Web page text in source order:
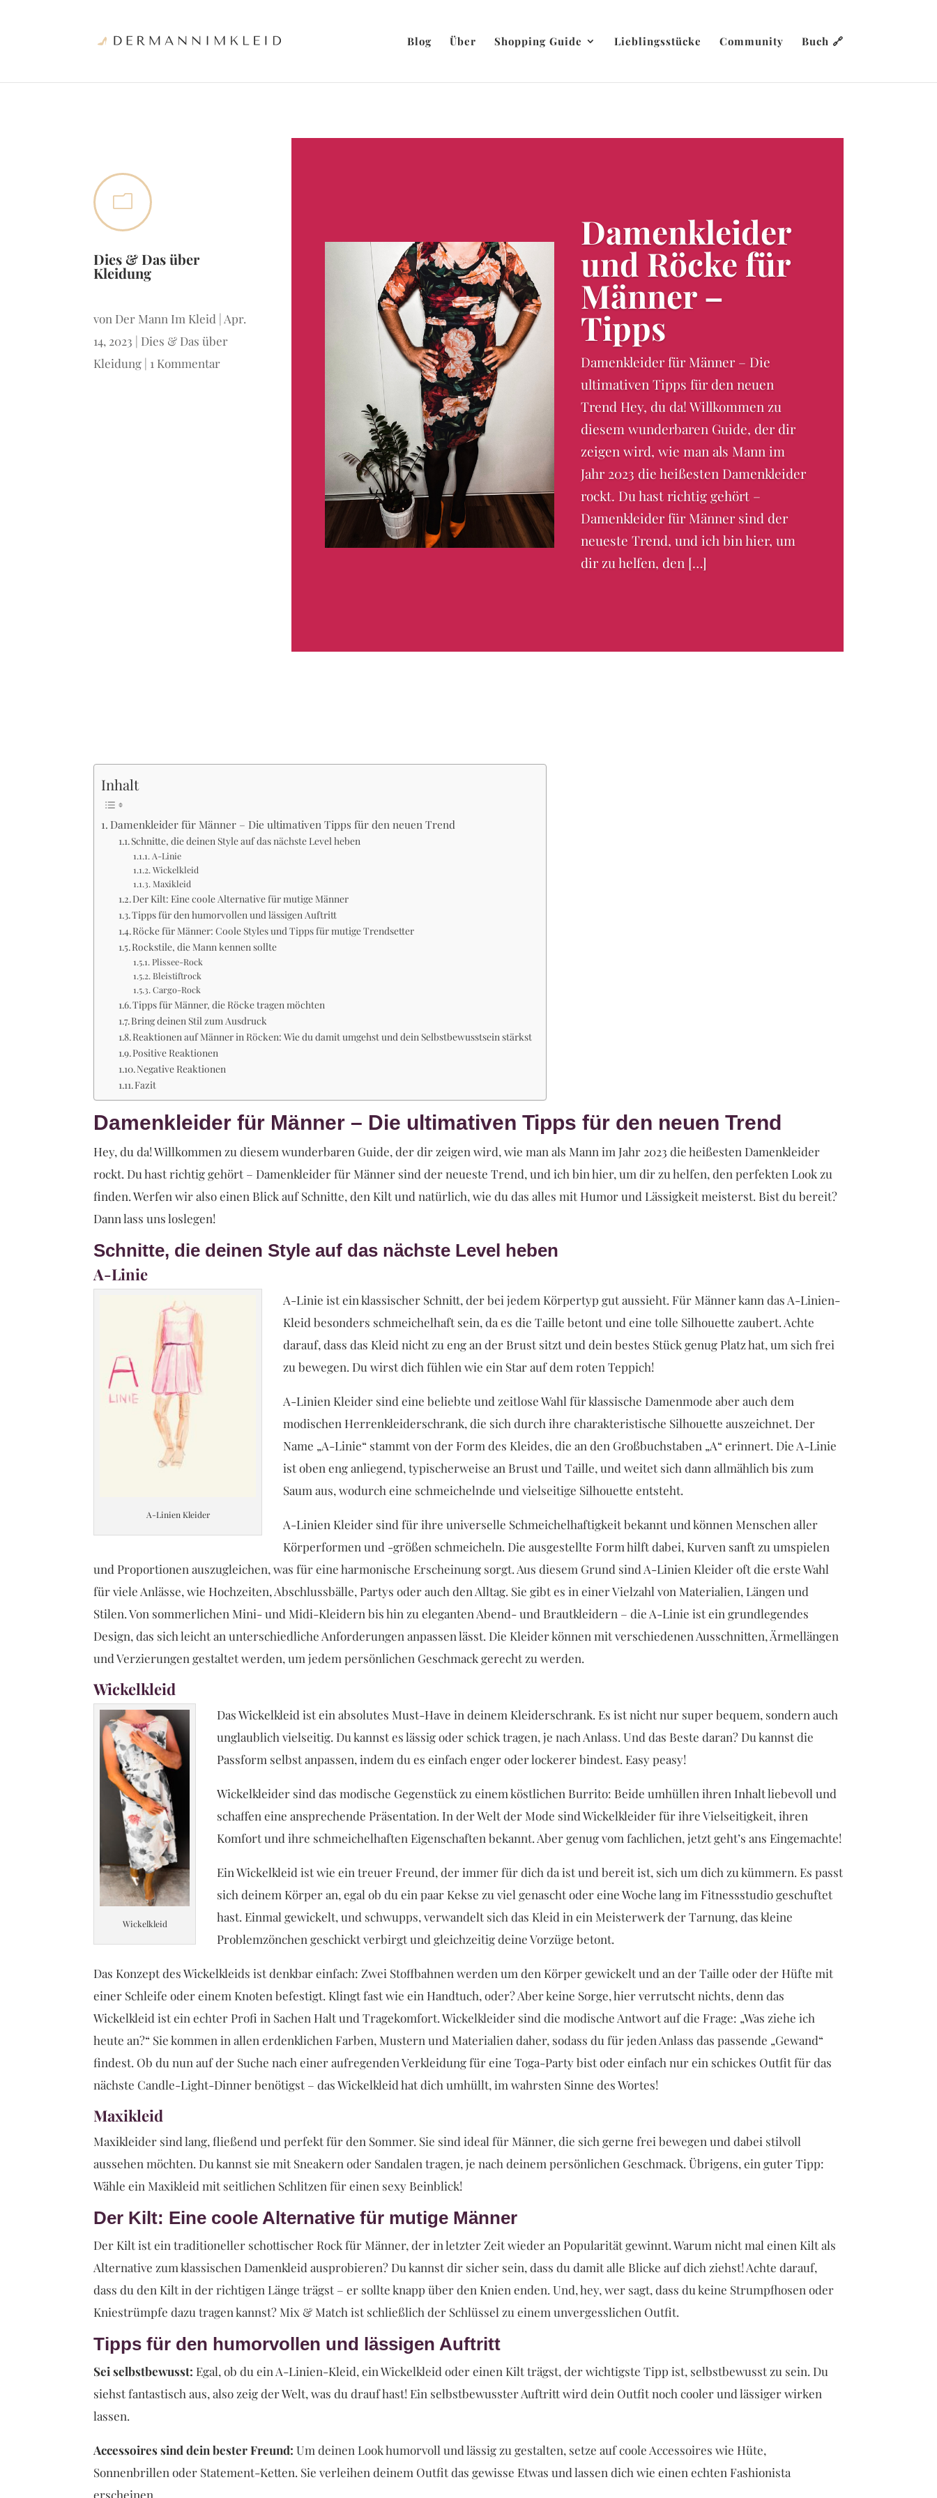
Blog Über Shopping Guide Lieblingsstücke Community Buch 🔗
m
Dies & Das über
Kleidung
von Der Mann Im Kleid | Apr.
14, 2023 | Dies & Das über
Kleidung | 1 Kommentar
Damenkleider
und Röcke für
Männer –
Tipps
Damenkleider für Männer – Die
ultimativen Tipps für den neuen
Trend Hey, du da! Willkommen zu
diesem wunderbaren Guide, der dir
zeigen wird, wie man als Mann im
Jahr 2023 die heißesten Damenkleider
rockt. Du hast richtig gehört –
Damenkleider für Männer sind der
neueste Trend, und ich bin hier, um
dir zu helfen, den […]
Inhalt
Damenkleider für Männer – Die ultimativen Tipps für den neuen Trend
Schnitte, die deinen Style auf das nächste Level heben
A-Linie
Wickelkleid
Maxikleid
Der Kilt: Eine coole Alternative für mutige Männer
Tipps für den humorvollen und lässigen Auftritt
Röcke für Männer: Coole Styles und Tipps für mutige Trendsetter
Rockstile, die Mann kennen sollte
Plissee-Rock
Bleistiftrock
Cargo-Rock
Tipps für Männer, die Röcke tragen möchten
Bring deinen Stil zum Ausdruck
Reaktionen auf Männer in Röcken: Wie du damit umgehst und dein Selbstbewusstsein stärkst
Positive Reaktionen
Negative Reaktionen
Fazit
Damenkleider für Männer – Die ultimativen Tipps für den neuen Trend
Hey, du da! Willkommen zu diesem wunderbaren Guide, der dir zeigen wird, wie man als Mann im Jahr 2023 die heißesten Damenkleider
rockt. Du hast richtig gehört – Damenkleider für Männer sind der neueste Trend, und ich bin hier, um dir zu helfen, den perfekten Look zu
finden. Werfen wir also einen Blick auf Schnitte, den Kilt und natürlich, wie du das alles mit Humor und Lässigkeit meisterst. Bist du bereit?
Dann lass uns loslegen!
Schnitte, die deinen Style auf das nächste Level heben
A-Linie
A-Linien Kleider
A-Linie ist ein klassischer Schnitt, der bei jedem Körpertyp gut aussieht. Für Männer kann das A-Linien-
Kleid besonders schmeichelhaft sein, da es die Taille betont und eine tolle Silhouette zaubert. Achte
darauf, dass das Kleid nicht zu eng an der Brust sitzt und dein bestes Stück genug Platz hat, um sich frei
zu bewegen. Du wirst dich fühlen wie ein Star auf dem roten Teppich!
A-Linien Kleider sind eine beliebte und zeitlose Wahl für klassische Damenmode aber auch dem
modischen Herrenkleiderschrank, die sich durch ihre charakteristische Silhouette auszeichnet. Der
Name „A-Linie“ stammt von der Form des Kleides, die an den Großbuchstaben „A“ erinnert. Die A-Linie
ist oben eng anliegend, typischerweise an Brust und Taille, und weitet sich dann allmählich bis zum
Saum aus, wodurch eine schmeichelnde und vielseitige Silhouette entsteht.
A-Linien Kleider sind für ihre universelle Schmeichelhaftigkeit bekannt und können Menschen aller
Körperformen und -größen schmeicheln. Die ausgestellte Form hilft dabei, Kurven sanft zu umspielen
und Proportionen auszugleichen, was für eine harmonische Erscheinung sorgt. Aus diesem Grund sind A-Linien Kleider oft die erste Wahl
für viele Anlässe, wie Hochzeiten, Abschlussbälle, Partys oder auch den Alltag. Sie gibt es in einer Vielzahl von Materialien, Längen und
Stilen. Von sommerlichen Mini- und Midi-Kleidern bis hin zu eleganten Abend- und Brautkleidern – die A-Linie ist ein grundlegendes
Design, das sich leicht an unterschiedliche Anforderungen anpassen lässt. Die Kleider können mit verschiedenen Ausschnitten, Ärmellängen
und Verzierungen gestaltet werden, um jedem persönlichen Geschmack gerecht zu werden.
Wickelkleid
Wickelkleid
Das Wickelkleid ist ein absolutes Must-Have in deinem Kleiderschrank. Es ist nicht nur super bequem, sondern auch
unglaublich vielseitig. Du kannst es lässig oder schick tragen, je nach Anlass. Und das Beste daran? Du kannst die
Passform selbst anpassen, indem du es einfach enger oder lockerer bindest. Easy peasy!
Wickelkleider sind das modische Gegenstück zu einem köstlichen Burrito: Beide umhüllen ihren Inhalt liebevoll und
schaffen eine ansprechende Präsentation. In der Welt der Mode sind Wickelkleider für ihre Vielseitigkeit, ihren
Komfort und ihre schmeichelhaften Eigenschaften bekannt. Aber genug vom fachlichen, jetzt geht’s ans Eingemachte!
Ein Wickelkleid ist wie ein treuer Freund, der immer für dich da ist und bereit ist, sich um dich zu kümmern. Es passt
sich deinem Körper an, egal ob du ein paar Kekse zu viel genascht oder eine Woche lang im Fitnessstudio geschuftet
hast. Einmal gewickelt, und schwupps, verwandelt sich das Kleid in ein Meisterwerk der Tarnung, das kleine
Problemzönchen geschickt verbirgt und gleichzeitig deine Vorzüge betont.
Das Konzept des Wickelkleids ist denkbar einfach: Zwei Stoffbahnen werden um den Körper gewickelt und an der Taille oder der Hüfte mit
einer Schleife oder einem Knoten befestigt. Klingt fast wie ein Handtuch, oder? Aber keine Sorge, hier verrutscht nichts, denn das
Wickelkleid ist ein echter Profi in Sachen Halt und Tragekomfort. Wickelkleider sind die modische Antwort auf die Frage: „Was ziehe ich
heute an?“ Sie kommen in allen erdenklichen Farben, Mustern und Materialien daher, sodass du für jeden Anlass das passende „Gewand“
findest. Ob du nun auf der Suche nach einer aufregenden Verkleidung für eine Toga-Party bist oder einfach nur ein schickes Outfit für das
nächste Candle-Light-Dinner benötigst – das Wickelkleid hat dich umhüllt, im wahrsten Sinne des Wortes!
Maxikleid
Maxikleider sind lang, fließend und perfekt für den Sommer. Sie sind ideal für Männer, die sich gerne frei bewegen und dabei stilvoll
aussehen möchten. Du kannst sie mit Sneakern oder Sandalen tragen, je nach deinem persönlichen Geschmack. Übrigens, ein guter Tipp:
Wähle ein Maxikleid mit seitlichen Schlitzen für einen sexy Beinblick!
Der Kilt: Eine coole Alternative für mutige Männer
Der Kilt ist ein traditioneller schottischer Rock für Männer, der in letzter Zeit wieder an Popularität gewinnt. Warum nicht mal einen Kilt als
Alternative zum klassischen Damenkleid ausprobieren? Du kannst dir sicher sein, dass du damit alle Blicke auf dich ziehst! Achte darauf,
dass du den Kilt in der richtigen Länge trägst – er sollte knapp über den Knien enden. Und, hey, wer sagt, dass du keine Strumpfhosen oder
Kniestrümpfe dazu tragen kannst? Mix & Match ist schließlich der Schlüssel zu einem unvergesslichen Outfit.
Tipps für den humorvollen und lässigen Auftritt
Sei selbstbewusst: Egal, ob du ein A-Linien-Kleid, ein Wickelkleid oder einen Kilt trägst, der wichtigste Tipp ist, selbstbewusst zu sein. Du
siehst fantastisch aus, also zeig der Welt, was du drauf hast! Ein selbstbewusster Auftritt wird dein Outfit noch cooler und lässiger wirken
lassen.
Accessoires sind dein bester Freund: Um deinen Look humorvoll und lässig zu gestalten, setze auf coole Accessoires wie Hüte,
Sonnenbrillen oder Statement-Ketten. Sie verleihen deinem Outfit das gewisse Etwas und lassen dich wie einen echten Fashionista
erscheinen.